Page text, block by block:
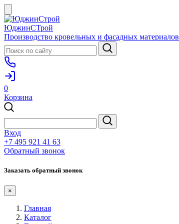
ЮджинСТрой
Производство кровельных и фасадных материалов
0
Корзина
Вход
+7 495 921 41 63
Обратный звонок
Заказать обратный звонок
×
Главная
Каталог